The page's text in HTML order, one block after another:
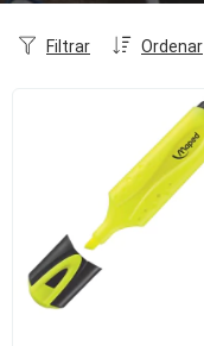
Ordenar
Filtrar